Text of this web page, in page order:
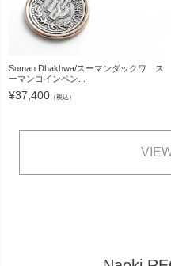
Suman Dhakhwa/スーマンダックワ ス
ーマンコインペン...
¥37,400 （税込）